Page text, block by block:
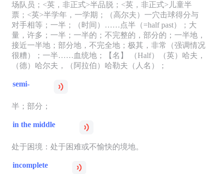
场队员；<英，非正式>半品脱；<英，非正式>儿童半
票；<英>半学年，一学期；（高尔夫）一穴击球得分与
对手相等；一半；（时间）……点半（=half past）；大
量，许多；一半；一半的；不完整的，部分的；一半地，
接近一半地；部分地，不完全地；极其，非常（强调情况
很糟）；一半……血统地；【名】 （Half）（英）哈夫，
（德）哈尔夫，（阿拉伯）哈勒夫（人名）；
semi-
半；部分；
in the middle
处于困境：处于困难或不愉快的境地。
incomplete